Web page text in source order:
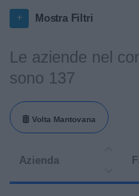
Mostra Filtri
Le aziende nel
sono 137
Volta Mantovana
Azienda